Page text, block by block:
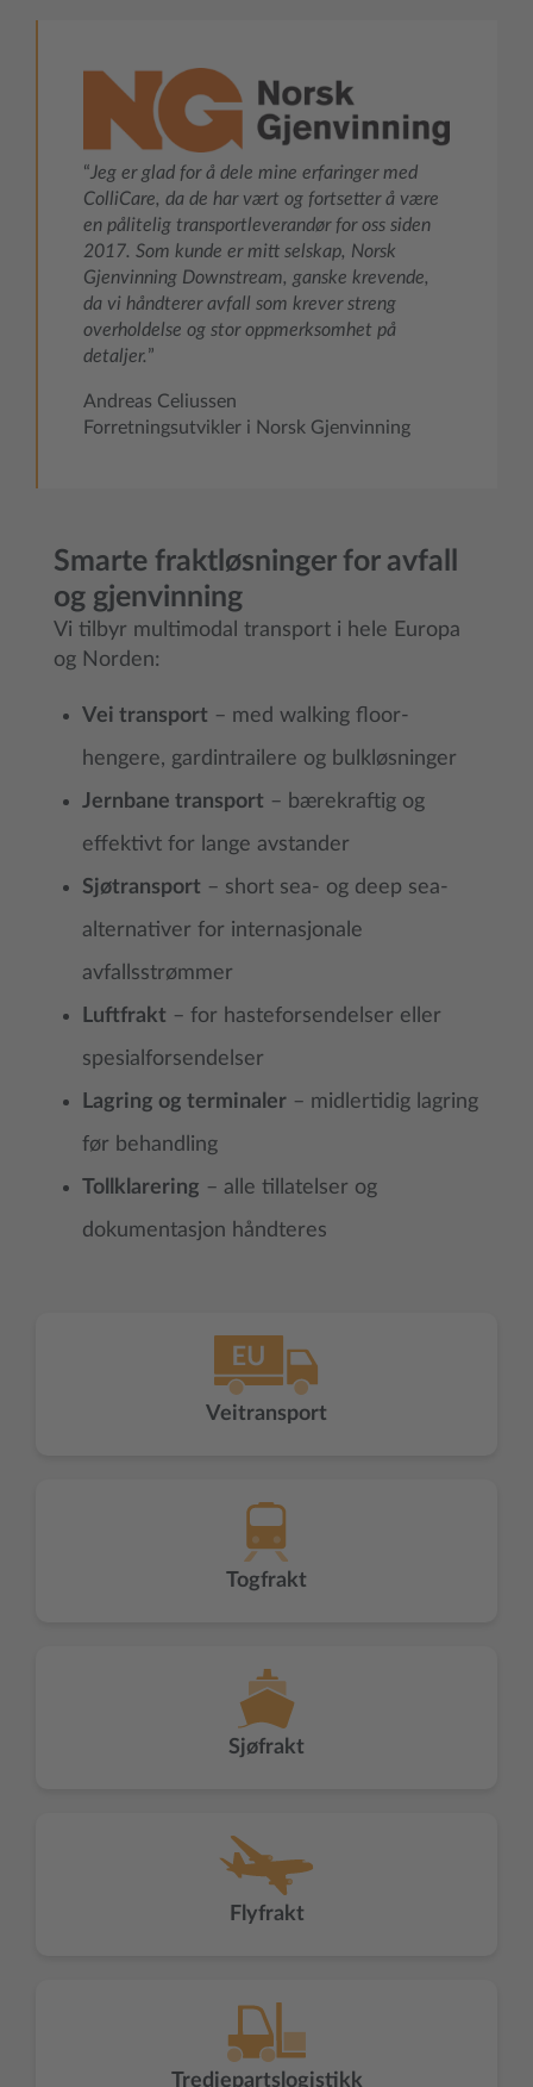
“Jeg er glad for å dele mine erfaringer med
ColliCare, da de har vært og fortsetter å være
en pålitelig transportleverandør for oss siden
2017. Som kunde er mitt selskap, Norsk
Gjenvinning Downstream, ganske krevende,
da vi håndterer avfall som krever streng
overholdelse og stor oppmerksomhet på
detaljer.”
Andreas Celiussen
Forretningsutvikler i Norsk Gjenvinning
Smarte fraktløsninger for avfall
og gjenvinning
Vi tilbyr multimodal transport i hele Europa
og Norden:
Vei transport – med walking floor-
hengere, gardintrailere og bulkløsninger
Jernbane transport – bærekraftig og
effektivt for lange avstander
Sjøtransport – short sea- og deep sea-
alternativer for internasjonale
avfallsstrømmer
Luftfrakt – for hasteforsendelser eller
spesialforsendelser
Lagring og terminaler – midlertidig lagring
før behandling
Tollklarering – alle tillatelser og
dokumentasjon håndteres
Veitransport
Togfrakt
Sjøfrakt
Flyfrakt
Tredjepartslogistikk